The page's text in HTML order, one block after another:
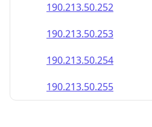
190.213.50.252
190.213.50.253
190.213.50.254
190.213.50.255